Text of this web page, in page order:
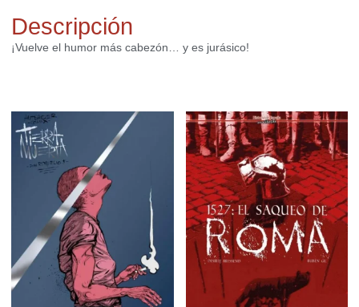
Descripción
¡Vuelve el humor más cabezón… y es jurásico!